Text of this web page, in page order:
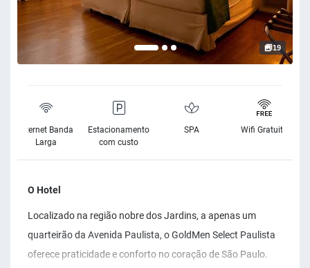
19
Internet Banda
Larga
Estacionamento
com custo
SPA Wifi Gratuito
O Hotel
Localizado na região nobre dos Jardins, a apenas um
quarteirão da Avenida Paulista, o GoldMen Select Paulista
oferece praticidade e conforto no coração de São Paulo.